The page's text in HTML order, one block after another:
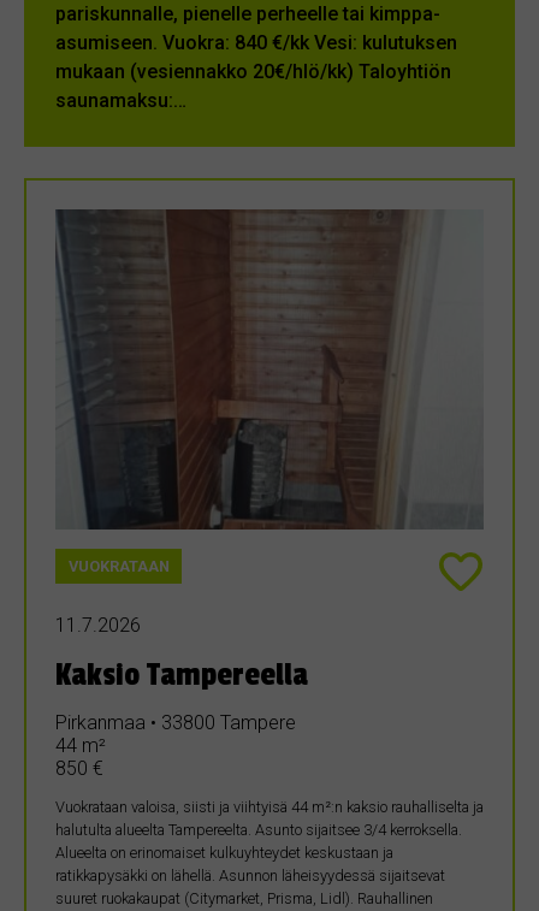
pariskunnalle, pienelle perheelle tai kimppa-
asumiseen. Vuokra: 840 €/kk Vesi: kulutuksen
mukaan (vesiennakko 20€/hlö/kk) Taloyhtiön
saunamaksu:…
VUOKRATAAN
11.7.2026
Kaksio Tampereella
Pirkanmaa • 33800 Tampere
44 m²
850 €
Vuokrataan valoisa, siisti ja viihtyisä 44 m²:n kaksio rauhalliselta ja
halutulta alueelta Tampereelta. Asunto sijaitsee 3/4 kerroksella.
Alueelta on erinomaiset kulkuyhteydet keskustaan ja
ratikkapysäkki on lähellä. Asunnon läheisyydessä sijaitsevat
suuret ruokakaupat (Citymarket, Prisma, Lidl). Rauhallinen